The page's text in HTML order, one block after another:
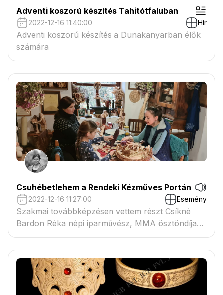
Adventi koszorú készítés Tahitótfaluban
2022-12-16 11:40:00 Hír
Adventi koszorú készítés a Dunakanyarban élők
számára
Csuhébetlehem a Rendeki Kézműves Portán
2022-12-16 11:27:00 Esemény
Szakmai továbbképzésen vettem részt Csíkné
Bardon Réka népi iparművész, MMA ösztöndíjas
műhelyében, csuhé betlehemet készítettünk.